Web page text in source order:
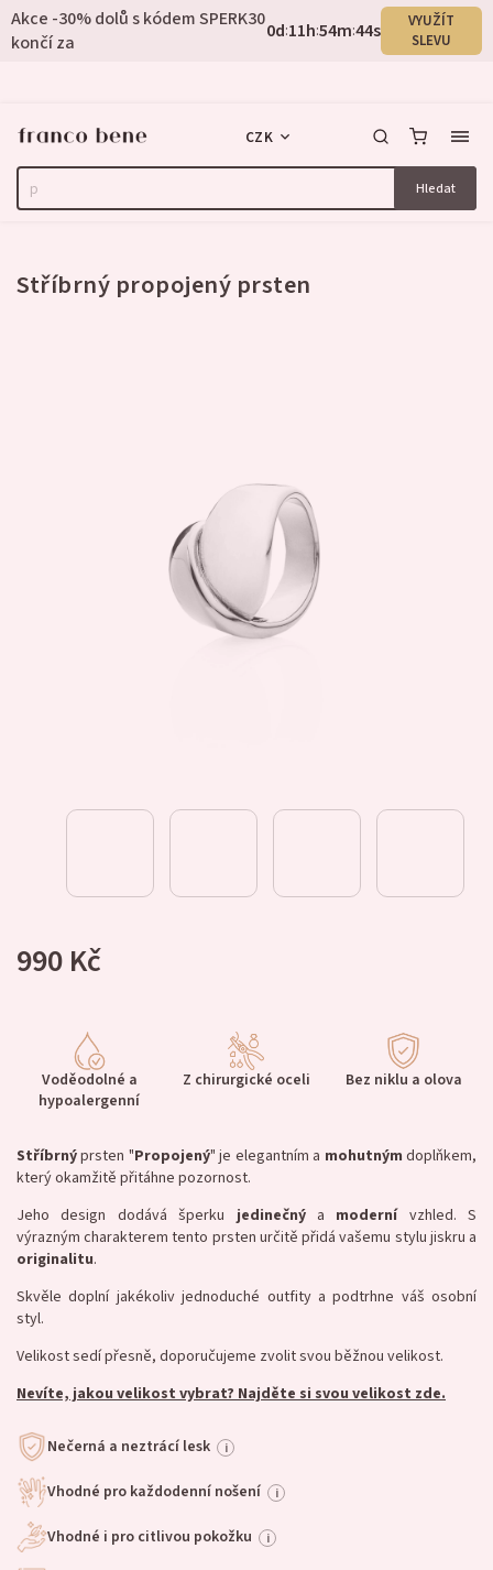
Akce -30% dolů s kódem SPERK30
končí za
0d:11h:54m:43s
VYUŽÍT
SLEVU
Hledat
CZK
3 hodnocení
Stříbrný propojený prsten
990 Kč
Voděodolné a
hypoalergenní
Z chirurgické oceli Bez niklu a olova
Stříbrnýprsten "Propojený" je elegantním a mohutným doplňkem,
který okamžitě přitáhne pozornost.
Jeho design dodává šperkujedinečnýa modernívzhled. S
výrazným charakterem tento prsten určitě přidá vašemu stylu jiskru a
originalitu.
Skvěle doplní jakékoliv jednoduché outfity a podtrhne váš osobní
styl.
Velikost sedí přesně, doporučujeme zvolit svou běžnou velikost.
Nevíte, jakou velikost vybrat? Najděte si svou velikost zde.
Nečerná a neztrácí lesk i
Vhodné pro každodenní nošení i
Vhodné i pro citlivou pokožku i